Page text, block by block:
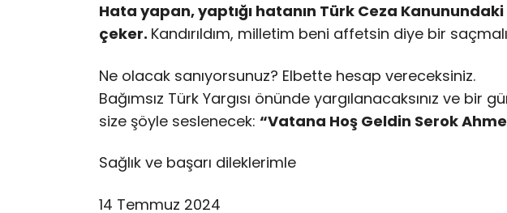
Hata yapan, yaptığı hatanın Türk Ceza Kanunundaki
çeker. Kandırıldım, milletim beni affetsin diye bir
Ne olacak sanıyorsunuz? Elbette hesap vereceksiniz.
Bağımsız Türk Yargısı önünde yargılanacaksınız ve bir
size şöyle seslenecek: “Vatana Hoş Geldin Serok
Sağlık ve başarı dileklerimle
14 Temmuz 2024